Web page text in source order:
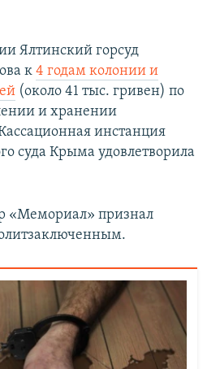
Ялтинский горсуд
к 4 годам колонии и
(около 41 тыс. гривен) по
и хранении
инстанция
суда Крыма удовлетворила
«Мемориал» признал